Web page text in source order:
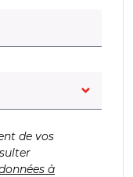
de vos
à